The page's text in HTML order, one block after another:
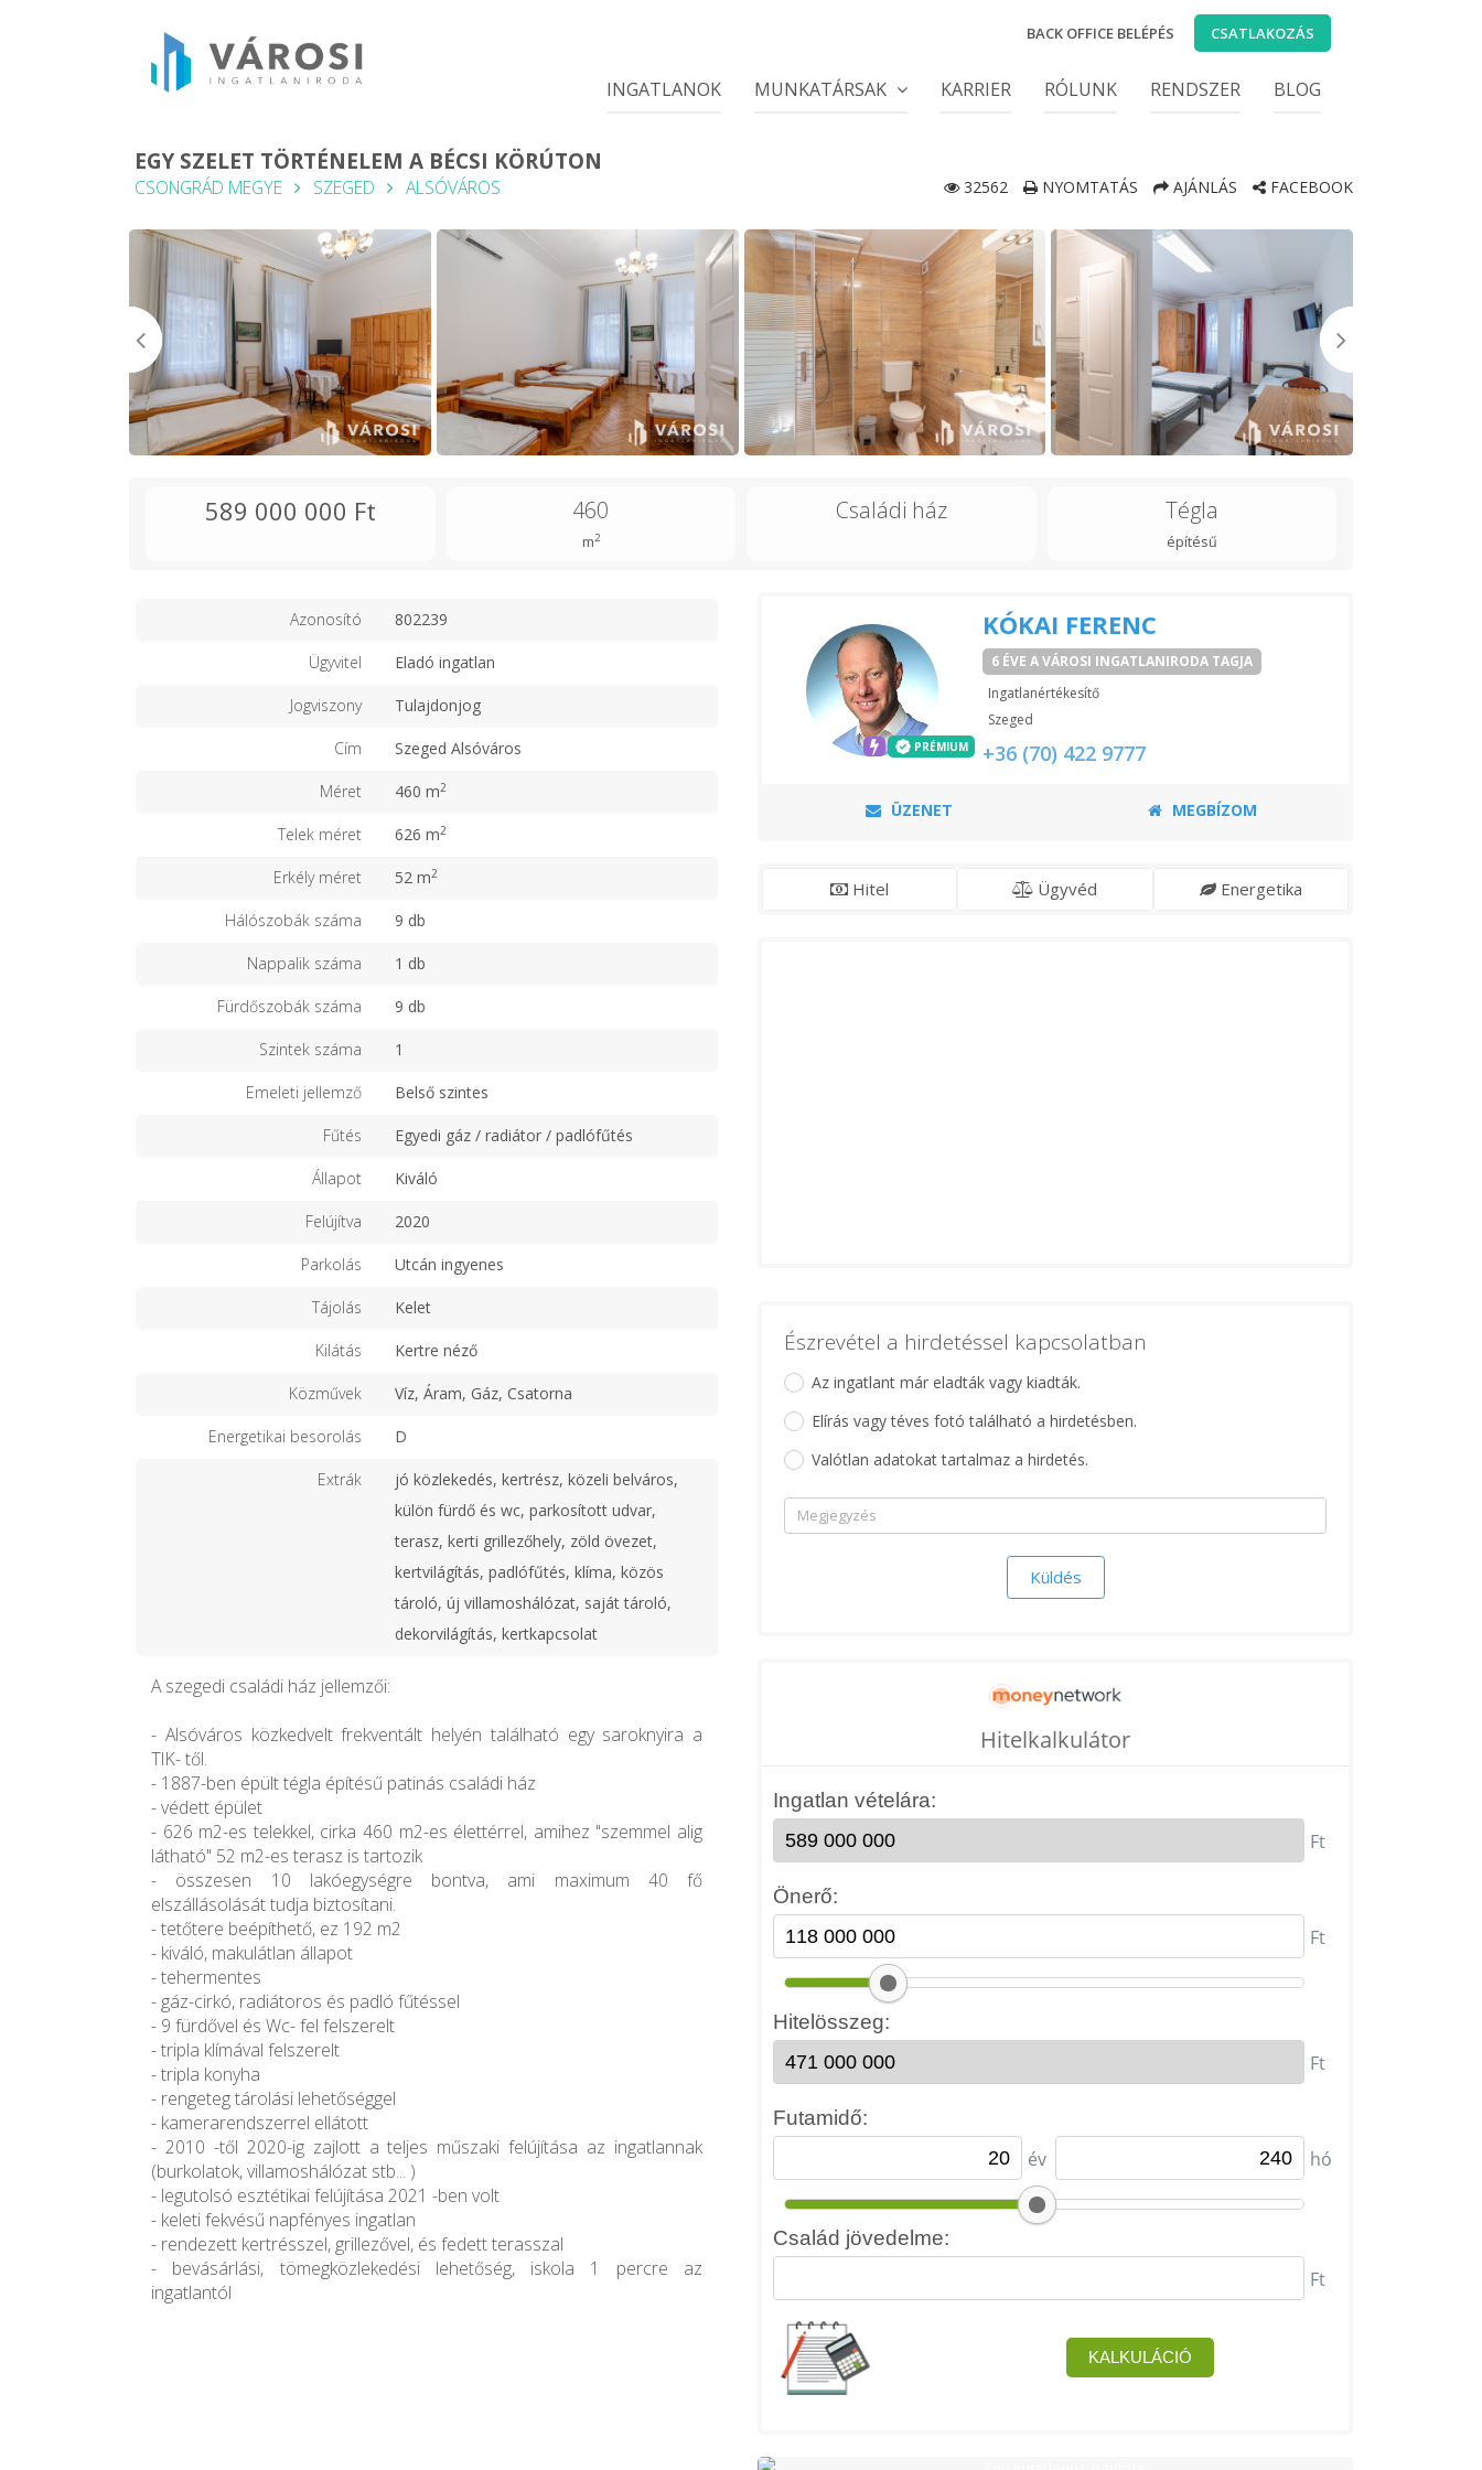
BACK OFFICE BELÉPÉS CSATLAKOZÁS
INGATLANOK MUNKATÁRSAK KARRIER RÓLUNK RENDSZER BLOG
EGY SZELET TÖRTÉNELEM A BÉCSI KÖRÚTON
CSONGRÁD MEGYE SZEGED ALSÓVÁROS 32562 NYOMTATÁS AJÁNLÁS FACEBOOK
589 000 000 Ft 460
m2
Családi ház Tégla
építésű
Azonosító 802239
Ügyvitel Eladó ingatlan
Jogviszony Tulajdonjog
Cím Szeged Alsóváros
Méret 460 m2
Telek méret 626 m2
Erkély méret 52 m2
Hálószobák száma 9 db
Nappalik száma 1 db
Fürdőszobák száma 9 db
Szintek száma 1
Emeleti jellemző Belső szintes
Fűtés Egyedi gáz / radiátor / padlófűtés
Állapot Kiváló
Felújítva 2020
Parkolás Utcán ingyenes
Tájolás Kelet
Kilátás Kertre néző
Közművek Víz, Áram, Gáz, Csatorna
Energetikai besorolás D
Extrák
jó közlekedés, kertrész, közeli belváros,
külön fürdő és wc, parkosított udvar,
terasz, kerti grillezőhely, zöld övezet,
kertvilágítás, padlófűtés, klíma, közös
tároló, új villamoshálózat, saját tároló,
dekorvilágítás, kertkapcsolat
A szegedi családi ház jellemzői:
- Alsóváros közkedvelt frekventált helyén található egy saroknyira a
TIK- től.
- 1887-ben épült tégla építésű patinás családi ház
- védett épület
- 626 m2-es telekkel, cirka 460 m2-es élettérrel, amihez "szemmel alig
látható" 52 m2-es terasz is tartozik
- összesen 10 lakóegységre bontva, ami maximum 40 fő
elszállásolását tudja biztosítani.
- tetőtere beépíthető, ez 192 m2
- kiváló, makulátlan állapot
- tehermentes
- gáz-cirkó, radiátoros és padló fűtéssel
- 9 fürdővel és Wc- fel felszerelt
- tripla klímával felszerelt
- tripla konyha
- rengeteg tárolási lehetőséggel
- kamerarendszerrel ellátott
- 2010 -től 2020-ig zajlott a teljes műszaki felújítása az ingatlannak
(burkolatok, villamoshálózat stb... )
- legutolsó esztétikai felújítása 2021 -ben volt
- keleti fekvésű napfényes ingatlan
- rendezett kertrésszel, grillezővel, és fedett terasszal
- bevásárlási, tömegközlekedési lehetőség, iskola 1 percre az
ingatlantól
PRÉMIUM
KÓKAI FERENC
6 ÉVE A VÁROSI INGATLANIRODA TAGJA
Ingatlanértékesítő
Szeged
+36 (70) 422 9777
ÜZENET MEGBÍZOM
Hitel Ügyvéd Energetika
Észrevétel a hirdetéssel kapcsolatban
Az ingatlant már eladták vagy kiadták.
Elírás vagy téves fotó található a hirdetésben.
Valótlan adatokat tartalmaz a hirdetés.